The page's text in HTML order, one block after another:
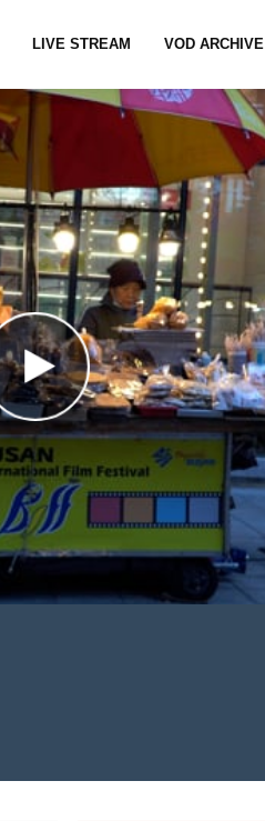
LIVE STREAM VOD ARCHIVE